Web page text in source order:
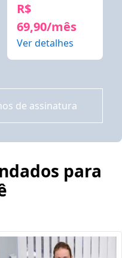
R$
69,90/mês
Ver detalhes
de assinatura
para